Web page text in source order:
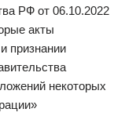
РФ от 06.10.2022
акты
признании
некоторых